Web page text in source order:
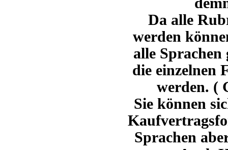
Da alle
werden
alle
die einzelnen
werden. (
Sie können
Sprachen